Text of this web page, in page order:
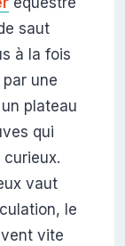
saut
à la fois
une
plateau
qui
vaut
le
vite